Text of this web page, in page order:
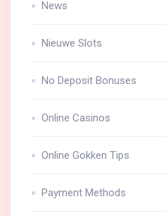
News
Nieuwe Slots
No Deposit Bonuses
Online Casinos
Online Gokken Tips
Payment Methods